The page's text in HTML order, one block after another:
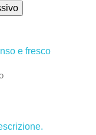
e fresco